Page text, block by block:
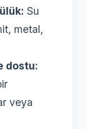
Su
metal,
dostu:
veya